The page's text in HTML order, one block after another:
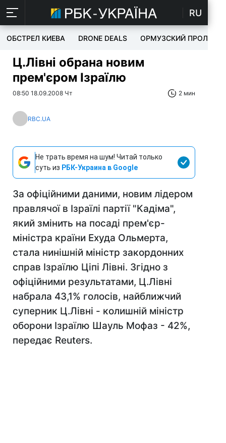
RU
ОБСТРЕЛ КИЕВА DRONE DEALS ОРМУЗСКИЙ ПРОЛИВ
Ц.Лівні обрана новим
прем'єром Ізраїлю
08:50 18.09.2008 Чт 2 мин
RBC.UA
Не трать время на шум! Читай только
суть из РБК-Украина в Google
За офіційними даними, новим лідером
правлячої в Ізраїлі партії "Кадіма",
який змінить на посаді прем'єр-
міністра країни Ехуда Ольмерта,
стала нинішній міністр закордонних
справ Ізраїлю Ціпі Лівні. Згідно з
офіційними результатами, Ц.Лівні
набрала 43,1% голосів, найближчий
суперник Ц.Лівні - колишній міністр
оборони Ізраїлю Шауль Мофаз - 42%,
передає Reuters.